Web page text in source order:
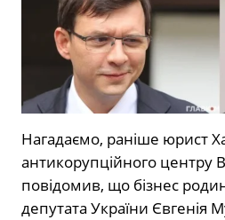
Нагадаємо, раніше юрист
антикорупційного центру
повідомив, що бізнес
депутата України Євгенія